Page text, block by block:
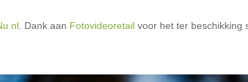
. Dank aan Fotovideoretail voor het ter beschikking